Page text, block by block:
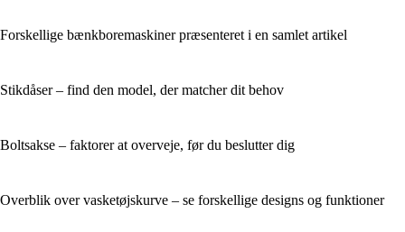
Forskellige bænkboremaskiner præsenteret i en samlet artikel
Stikdåser – find den model, der matcher dit behov
Boltsakse – faktorer at overveje, før du beslutter dig
Overblik over vasketøjskurve – se forskellige designs og funktioner